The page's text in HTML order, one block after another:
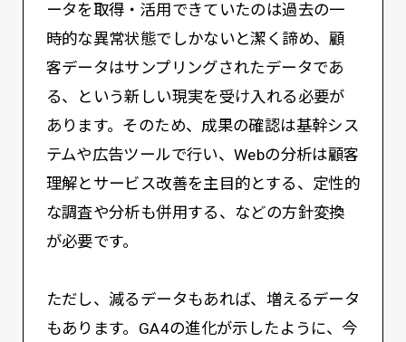
ータを取得・活用できていたのは過去の一
時的な異常状態でしかないと潔く諦め、顧
客データはサンプリングされたデータであ
る、という新しい現実を受け入れる必要が
あります。そのため、成果の確認は基幹シス
テムや広告ツールで行い、Webの分析は顧客
理解とサービス改善を主目的とする、定性的
な調査や分析も併用する、などの方針変換
が必要です。
ただし、減るデータもあれば、増えるデータ
もあります。GA4の進化が示したように、今